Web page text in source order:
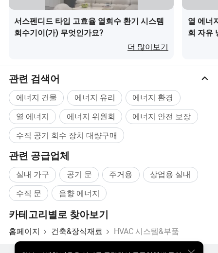
서스펜디드 타입 고효율 열회수 환기 시스템
회수기이(가) 무엇인가요?
더 많이보기
열 에너
회 자유
관련 검색어
에너지 건물 에너지 유리
에너지 환경
열 에너지
에너지 위원회
에너지 안전 보장
수직 공기 회수 장치 대량구매
관련 공급업체
실내 가구 공기 문 주거용
상업용 실내
수직 문
음향 에너지
카테고리별로 찾아보기
홈페이지 건축&장식재료 HVAC 시스템&부품